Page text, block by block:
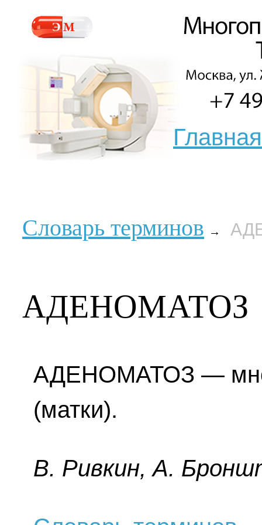
Главная
Словарь терминов →
АДЕНОМАТОЗ
АДЕНОМАТОЗ —
(матки).
B. Pивкин, A.